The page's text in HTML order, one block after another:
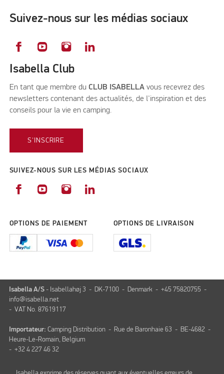
Suivez-nous sur les médias sociaux
Isabella Club
En tant que membre du CLUB ISABELLA vous recevrez des
newsletters contenant des actualités, de l'inspiration et des
conseils pour la vie en camping.
S'INSCRIRE
SUIVEZ-NOUS SUR LES MÉDIAS SOCIAUX
OPTIONS DE PAIEMENT OPTIONS DE LIVRAISON
Isabella A/S - Isabellahøj 3 - DK-7100 - Denmark - +45 75820755 -
info@isabella.net
- VAT No. 87619117
Importateur: Camping Distribution - Rue de Baronhaie 63 - BE-4682 -
Heure-Le-Romain, Belgium
- +32 4 227 46 32